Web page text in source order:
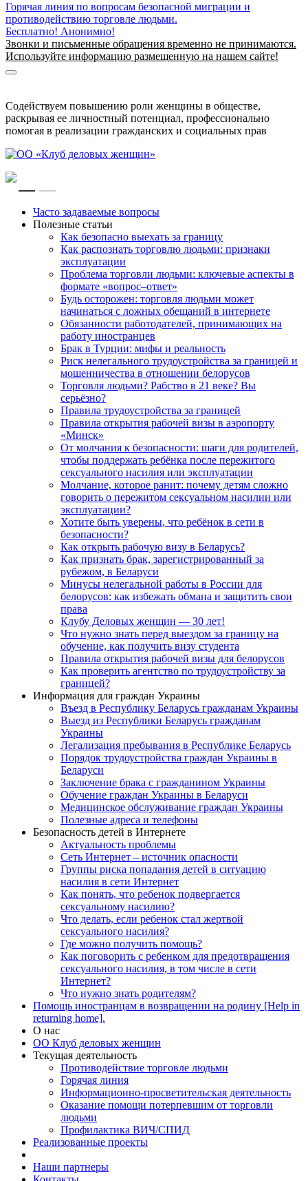
Горячая линия по вопросам безопасной миграции и
противодействию торговле людьми.
Бесплатно! Анонимно!
Звонки и письменные обращения временно не принимаются.
Используйте информацию размещенную на нашем сайте!
Содействуем повышению роли женщины в обществе,
раскрывая ее личностный потенциал, профессионально
помогая в реализации гражданских и социальных прав
RUEN
Часто задаваемые вопросы
Полезные статьи
Как безопасно выехать за границу
Как распознать торговлю людьми: признаки
эксплуатации
Проблема торговли людьми: ключевые аспекты в
формате «вопрос–ответ»
Будь осторожен: торговля людьми может
начинаться с ложных обещаний в интернете
Обязанности работодателей, принимающих на
работу иностранцев
Брак в Турции: мифы и реальность
Риск нелегального трудоустройства за границей и
мошенничества в отношении белорусов
Торговля людьми? Рабство в 21 веке? Вы
серьёзно?
Правила трудоустройства за границей
Правила открытия рабочей визы в аэропорту
«Минск»
От молчания к безопасности: шаги для родителей,
чтобы поддержать ребёнка после пережитого
сексуального насилия или эксплуатации
Молчание, которое ранит: почему детям сложно
говорить о пережитом сексуальном насилии или
эксплуатации?
Хотите быть уверены, что ребёнок в сети в
безопасности?
Как открыть рабочую визу в Беларусь?
Как признать брак, зарегистрированный за
рубежом, в Беларуси
Минусы нелегальной работы в России для
белорусов: как избежать обмана и защитить свои
права
Клубу Деловых женщин — 30 лет!
Что нужно знать перед выездом за границу на
обучение, как получить визу студента
Правила открытия рабочей визы для белорусов
Как проверить агентство по трудоустройству за
границей?
Информация для граждан Украины
Въезд в Республику Беларусь гражданам Украины
Выезд из Республики Беларусь гражданам
Украины
Легализация пребывания в Республике Беларусь
Порядок трудоустройства граждан Украины в
Беларуси
Заключение брака с гражданином Украины
Обучение граждан Украины в Беларуси
Медицинское обслуживание граждан Украины
Полезные адреса и телефоны
Безопасность детей в Интернете
Актуальность проблемы
Сеть Интернет – источник опасности
Группы риска попадания детей в ситуацию
насилия в сети Интернет
Как понять, что ребенок подвергается
сексуальному насилию?
Что делать, если ребенок стал жертвой
сексуального насилия?
Где можно получить помощь?
Как поговорить с ребенком для предотвращения
сексуального насилия, в том числе в сети
Интернет?
Что нужно знать родителям?
Помощь иностранцам в возвращении на родину [Help in
returning home].
О нас
ОО Клуб деловых женщин
Текущая деятельность
Противодействие торговле людьми
Горячая линия
Информационно-просветительская деятельность
Оказание помощи потерпевшим от торговли
людьми
Профилактика ВИЧ/СПИД
Реализованные проекты
Наши партнеры